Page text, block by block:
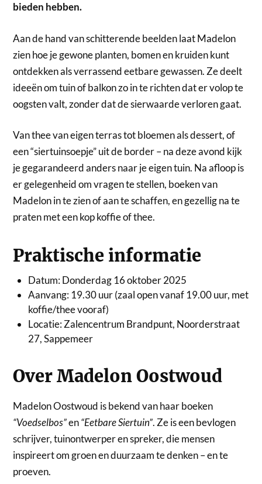
bieden hebben.
Aan de hand van schitterende beelden laat Madelon
zien hoe je gewone planten, bomen en kruiden kunt
ontdekken als verrassend eetbare gewassen. Ze deelt
ideeën om tuin of balkon zo in te richten dat er volop te
oogsten valt, zonder dat de sierwaarde verloren gaat.
Van thee van eigen terras tot bloemen als dessert, of
een “siertuinsoepje” uit de border – na deze avond kijk
je gegarandeerd anders naar je eigen tuin. Na afloop is
er gelegenheid om vragen te stellen, boeken van
Madelon in te zien of aan te schaffen, en gezellig na te
praten met een kop koffie of thee.
Praktische informatie
Datum: Donderdag 16 oktober 2025
Aanvang: 19.30 uur (zaal open vanaf 19.00 uur, met
koffie/thee vooraf)
Locatie: Zalencentrum Brandpunt, Noorderstraat
27, Sappemeer
Over Madelon Oostwoud
Madelon Oostwoud is bekend van haar boeken
“Voedselbos”en“Eetbare Siertuin”. Ze is een bevlogen
schrijver, tuinontwerper en spreker, die mensen
inspireert om groen en duurzaam te denken – en te
proeven.